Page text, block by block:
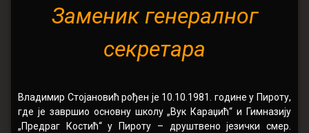
Заменик генералног
секретара
Владимир Стојановић рођен је 10.10.1981. године у Пироту,
где је завршио основну школу „Вук Караџић“ и Гимназију
„Предраг Костић“ у Пироту – друштвено језички смер.